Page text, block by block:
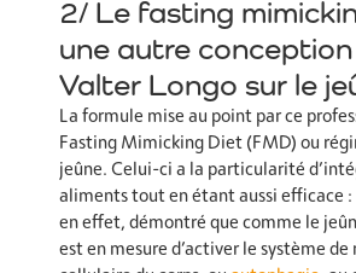
2/ Le fasting
une autre
Valter Longo sur le
La formule mise au point par ce
Fasting Mimicking Diet (FMD) ou
jeûne. Celui-ci a la particularité
aliments tout en étant aussi efficace :
en effet, démontré que comme le
est en mesure d’activer le système de